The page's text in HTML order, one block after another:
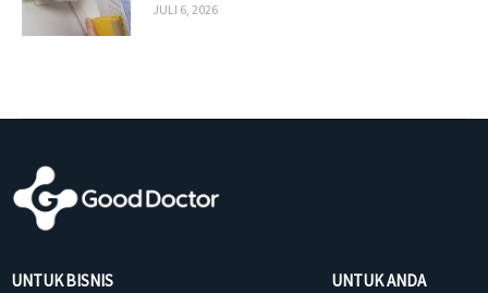
JULI 6, 2026
UNTUK BISNIS UNTUK ANDA